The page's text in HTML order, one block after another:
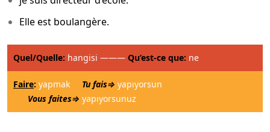
Elle est boulangère.
Quel/Quelle: hangisi ——— Qu’est-ce que: ne
Faire: yapmak Tu fais⇒ yapıyorsun
Vous faites⇒ yapıyorsunuz